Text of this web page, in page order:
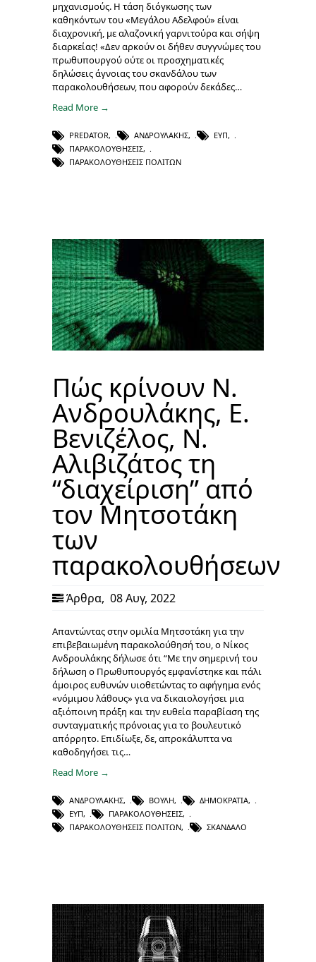
μηχανισμούς. Η τάση διόγκωσης των
καθηκόντων του «Μεγάλου Αδελφού» είναι
διαχρονική, με αλαζονική γαρνιτούρα και σήψη
διαρκείας! «Δεν αρκούν οι δήθεν συγγνώμες του
πρωθυπουργού ούτε οι προσχηματικές
δηλώσεις άγνοιας του σκανδάλου των
παρακολουθήσεων, που αφορούν δεκάδες…
Read More →
PREDATOR, ΑΝΔΡΟΥΛΆΚΗΣ, ΕΥΠ,
ΠΑΡΑΚΟΛΟΥΘΉΣΕΙΣ,
ΠΑΡΑΚΟΛΟΥΘΉΣΕΙΣ ΠΟΛΙΤΏΝ
Πώς κρίνουν Ν.
Ανδρουλάκης, Ε.
Βενιζέλος, N.
Αλιβιζάτος τη
“διαχείριση” από
τον Μητσοτάκη
των
παρακολουθήσεων
Άρθρα, 08 Αυγ, 2022
Απαντώντας στην ομιλία Μητσοτάκη για την
επιβεβαιωμένη παρακολούθησή του, ο Νίκος
Ανδρουλάκης δήλωσε ότι “Με την σημερινή του
δήλωση ο Πρωθυπουργός εμφανίστηκε και πάλι
άμοιρος ευθυνών υιοθετώντας το αφήγημα ενός
«νόμιμου λάθους» για να δικαιολογήσει μια
αξιόποινη πράξη και την ευθεία παραβίαση της
συνταγματικής πρόνοιας για το βουλευτικό
απόρρητο. Επιδίωξε, δε, απροκάλυπτα να
καθοδηγήσει τις…
Read More →
ΑΝΔΡΟΥΛΆΚΗΣ, ΒΟΥΛΉ, ΔΗΜΟΚΡΑΤΊΑ,
ΕΥΠ, ΠΑΡΑΚΟΛΟΥΘΉΣΕΙΣ,
ΠΑΡΑΚΟΛΟΥΘΉΣΕΙΣ ΠΟΛΙΤΏΝ, ΣΚΆΝΔΑΛΟ